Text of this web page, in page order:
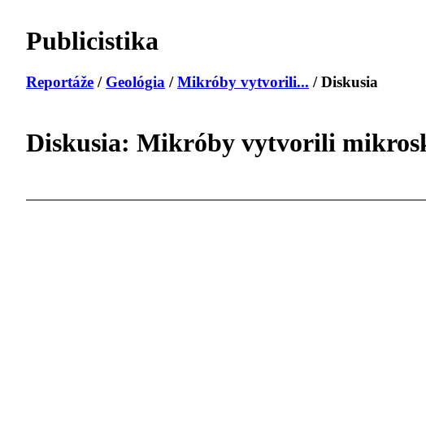
Publicistika
Reportáže / Geológia /Mikróby vytvorili... / Diskusia
Diskusia: Mikróby vytvorili